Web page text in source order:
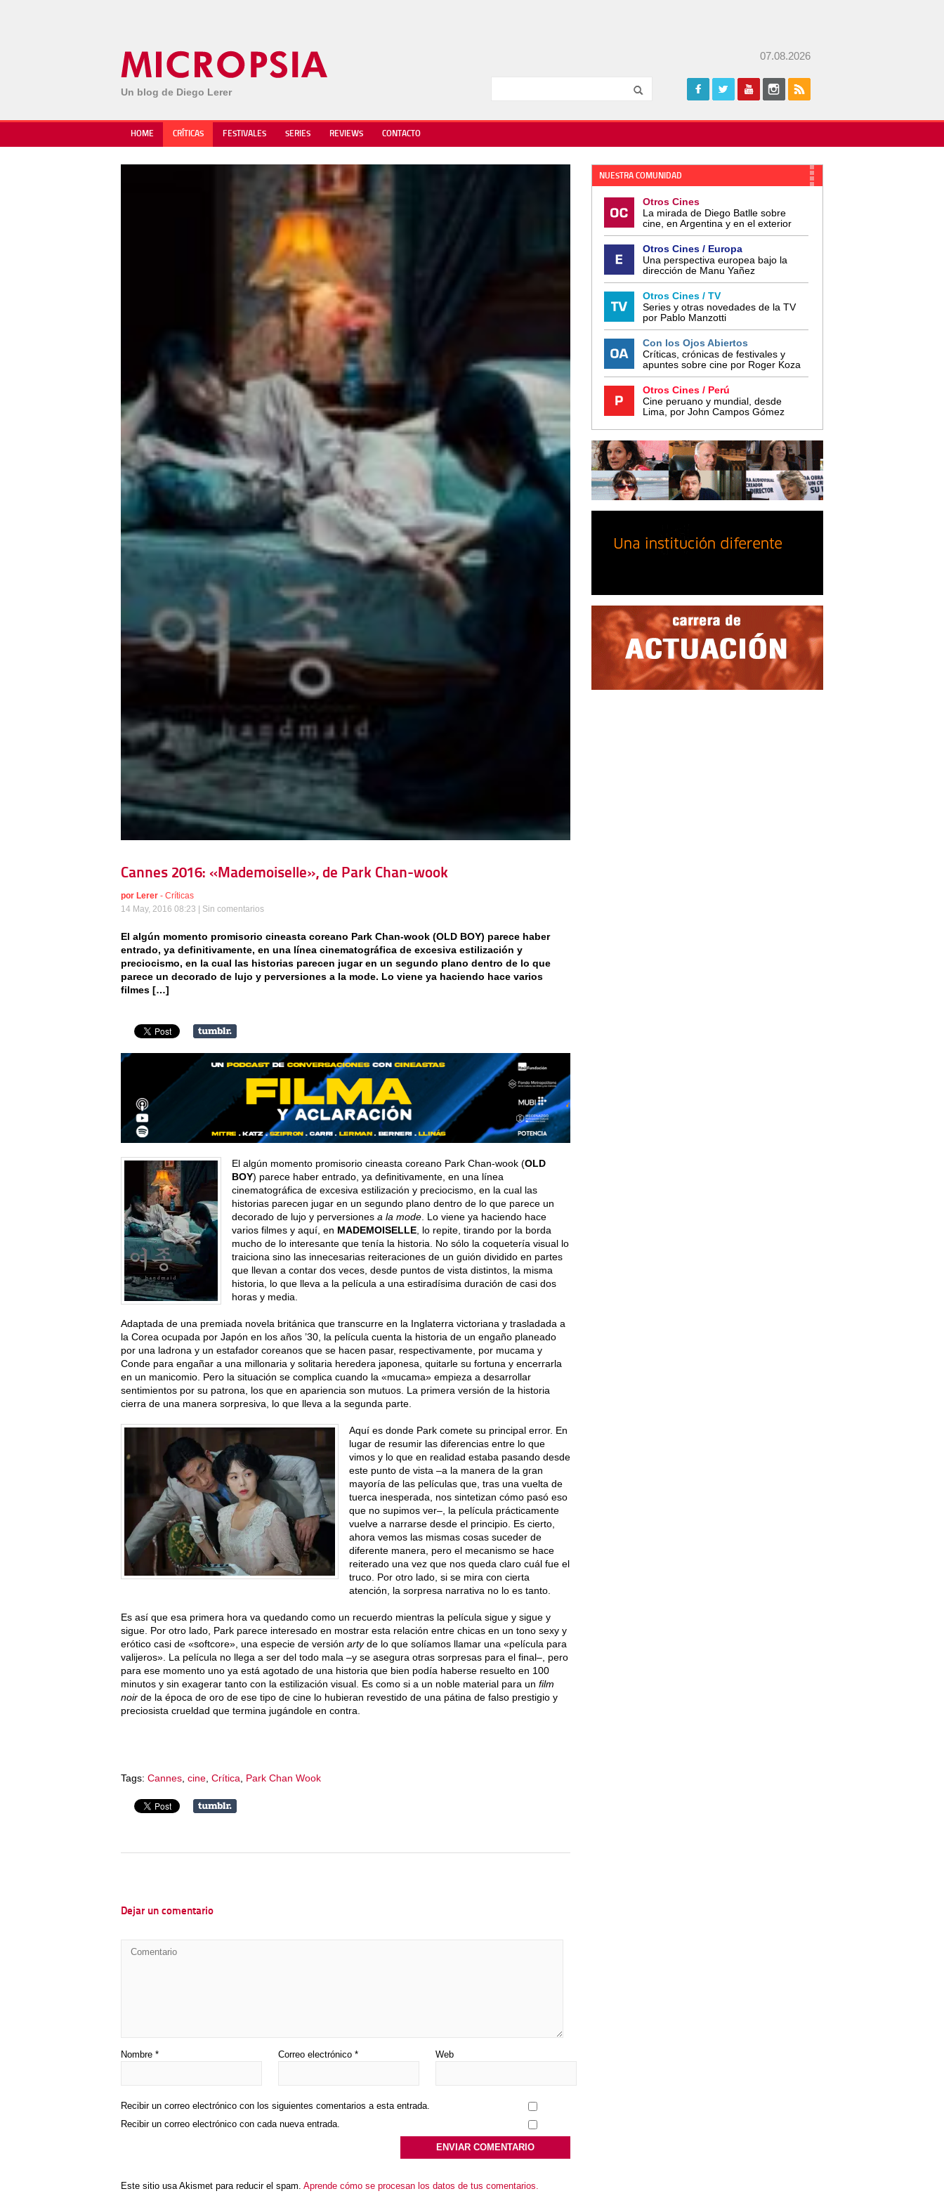
Un blog de Diego Lerer
07.08.2026
HOME CRÍTICAS FESTIVALES SERIES REVIEWS CONTACTO
Cannes 2016: «Mademoiselle», de Park Chan-wook
por Lerer - Críticas
14 May, 2016 08:23 | Sin comentarios
El algún momento promisorio cineasta coreano Park Chan-wook (OLD BOY) parece haber
entrado, ya definitivamente, en una línea cinematográfica de excesiva estilización y
preciocismo, en la cual las historias parecen jugar en un segundo plano dentro de lo que
parece un decorado de lujo y perversiones a la mode. Lo viene ya haciendo hace varios
filmes […]
El algún momento promisorio cineasta coreano Park Chan-wook (OLD
BOY) parece haber entrado, ya definitivamente, en una línea
cinematográfica de excesiva estilización y preciocismo, en la cual las
historias parecen jugar en un segundo plano dentro de lo que parece un
decorado de lujo y perversiones a la mode. Lo viene ya haciendo hace
varios filmes y aquí, en MADEMOISELLE, lo repite, tirando por la borda
mucho de lo interesante que tenía la historia. No sólo la coquetería visual lo
traiciona sino las innecesarias reiteraciones de un guión dividido en partes
que llevan a contar dos veces, desde puntos de vista distintos, la misma
historia, lo que lleva a la película a una estiradísima duración de casi dos
horas y media.
Adaptada de una premiada novela británica que transcurre en la Inglaterra victoriana y trasladada a
la Corea ocupada por Japón en los años ’30, la película cuenta la historia de un engaño planeado
por una ladrona y un estafador coreanos que se hacen pasar, respectivamente, por mucama y
Conde para engañar a una millonaria y solitaria heredera japonesa, quitarle su fortuna y encerrarla
en un manicomio. Pero la situación se complica cuando la «mucama» empieza a desarrollar
sentimientos por su patrona, los que en apariencia son mutuos. La primera versión de la historia
cierra de una manera sorpresiva, lo que lleva a la segunda parte.
Aquí es donde Park comete su principal error. En
lugar de resumir las diferencias entre lo que
vimos y lo que en realidad estaba pasando desde
este punto de vista –a la manera de la gran
mayoría de las películas que, tras una vuelta de
tuerca inesperada, nos sintetizan cómo pasó eso
que no supimos ver–, la película prácticamente
vuelve a narrarse desde el principio. Es cierto,
ahora vemos las mismas cosas suceder de
diferente manera, pero el mecanismo se hace
reiterado una vez que nos queda claro cuál fue el
truco. Por otro lado, si se mira con cierta
atención, la sorpresa narrativa no lo es tanto.
Es así que esa primera hora va quedando como un recuerdo mientras la película sigue y sigue y
sigue. Por otro lado, Park parece interesado en mostrar esta relación entre chicas en un tono sexy y
erótico casi de «softcore», una especie de versión artyde lo que solíamos llamar una «película para
valijeros». La película no llega a ser del todo mala –y se asegura otras sorpresas para el final–, pero
para ese momento uno ya está agotado de una historia que bien podía haberse resuelto en 100
minutos y sin exagerar tanto con la estilización visual. Es como si a un noble material para un film
noir de la época de oro de ese tipo de cine lo hubieran revestido de una pátina de falso prestigio y
preciosista crueldad que termina jugándole en contra.
Tags: Cannes, cine, Crítica, Park Chan Wook
Dejar un comentario
Nombre * Correo electrónico * Web
Recibir un correo electrónico con los siguientes comentarios a esta entrada.
Recibir un correo electrónico con cada nueva entrada.
Este sitio usa Akismet para reducir el spam. Aprende cómo se procesan los datos de tus comentarios.
NUESTRA COMUNIDAD
Otros Cines
La mirada de Diego Batlle sobre
cine, en Argentina y en el exterior
Otros Cines / Europa
Una perspectiva europea bajo la
dirección de Manu Yañez
Otros Cines / TV
Series y otras novedades de la TV
por Pablo Manzotti
Con los Ojos Abiertos
Críticas, crónicas de festivales y
apuntes sobre cine por Roger Koza
Otros Cines / Perú
Cine peruano y mundial, desde
Lima, por John Campos Gómez